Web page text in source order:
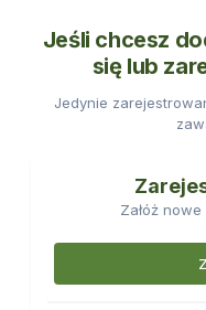
Jeśli chcesz
się lub
Jedynie
Załóż